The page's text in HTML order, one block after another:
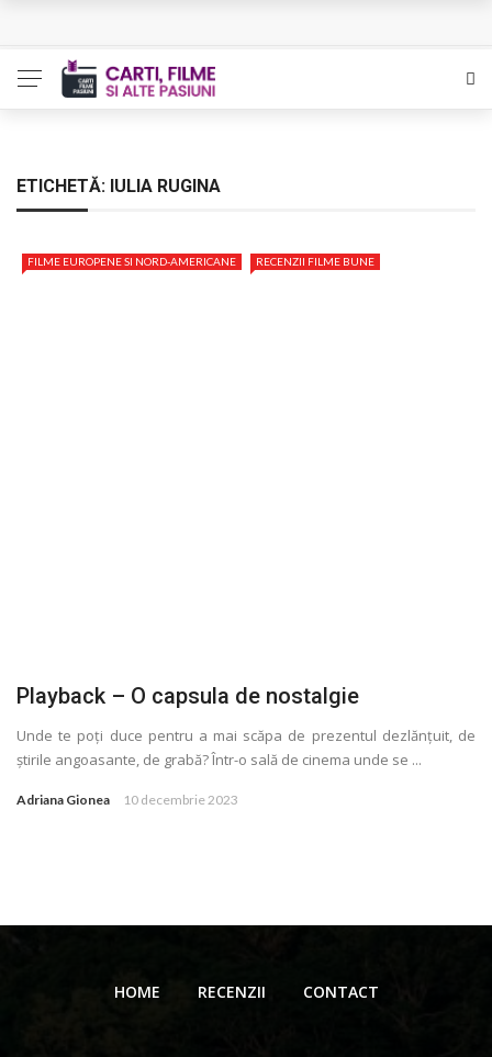
The Man Who Sold Air in the Holy Land – Generatia care
Queer – Un Burroughs sentimental
Luati-ma drept un vis. Povestiri in K. minor – Dor de Kafka
ETICHETĂ: IULIA RUGINA
FILME EUROPENE SI NORD-AMERICANE RECENZII FILME BUNE
Playback – O capsula de nostalgie
Unde te poţi duce pentru a mai scăpa de prezentul dezlănţuit, de
știrile angoasante, de grabă? Într-o sală de cinema unde se ...
Adriana Gionea 10 decembrie 2023
HOME RECENZII CONTACT